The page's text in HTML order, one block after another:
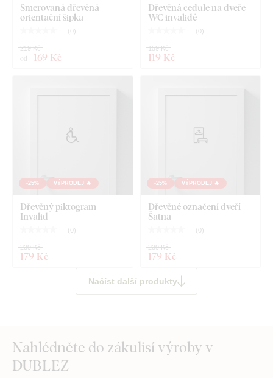
Smerovaná dřevěná
orientační šipka
( 0)
od 169 Kč
219 Kč
Dřevěná cedule na dveře -
WC invalidé
( 0)
119 Kč
159 Kč
-25% VÝPRODEJ 🔥
Dřevěný piktogram -
Invalid
( 0)
179 Kč
239 Kč
-25% VÝPRODEJ 🔥
Dřevěné označení dveří -
Šatna
( 0)
179 Kč
239 Kč
Načíst další produkty
Nahlédněte do zákulisí výroby v
DUBLEZ